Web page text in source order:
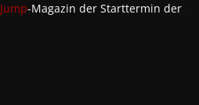
Jump-Magazin der Starttermin der